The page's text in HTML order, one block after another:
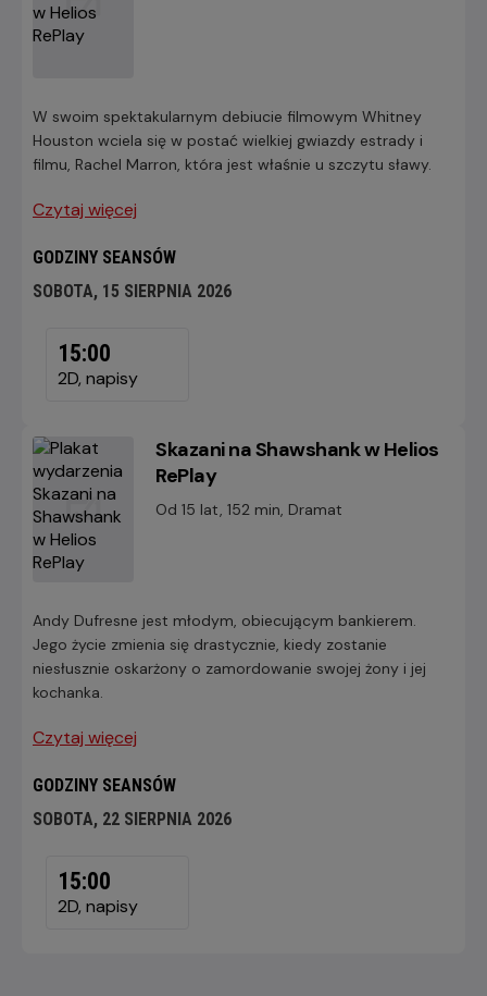
W swoim spektakularnym debiucie filmowym Whitney
Houston wciela się w postać wielkiej gwiazdy estrady i
filmu, Rachel Marron, która jest właśnie u szczytu sławy.
Czytaj więcej
GODZINY SEANSÓW
SOBOTA, 15 SIERPNIA 2026
SIERPNIA
2026
15:00
2D, napisy
Skazani na Shawshank w Helios
RePlay
Od 15 lat, 152 min, Dramat
Andy Dufresne jest młodym, obiecującym bankierem.
Jego życie zmienia się drastycznie, kiedy zostanie
niesłusznie oskarżony o zamordowanie swojej żony i jej
kochanka.
Czytaj więcej
GODZINY SEANSÓW
SOBOTA, 22 SIERPNIA 2026
SIERPNIA
2026
15:00
2D, napisy